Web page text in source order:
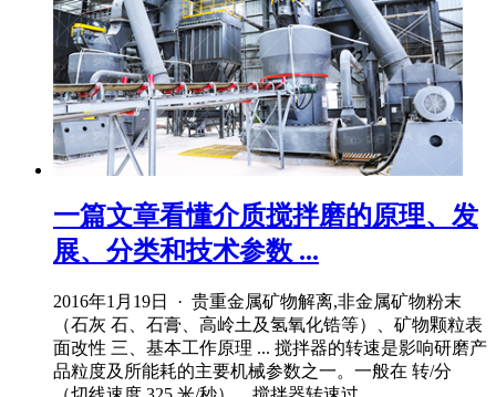
一篇文章看懂介质搅拌磨的原理、发
展、分类和技术参数 ...
2016年1月19日 · 贵重金属矿物解离,非金属矿物粉末
（石灰 石、石膏、高岭土及氢氧化锆等）、矿物颗粒表
面改性 三、基本工作原理 ... 搅拌器的转速是影响研磨产
品粒度及所能耗的主要机械参数之一。一般在 转/分